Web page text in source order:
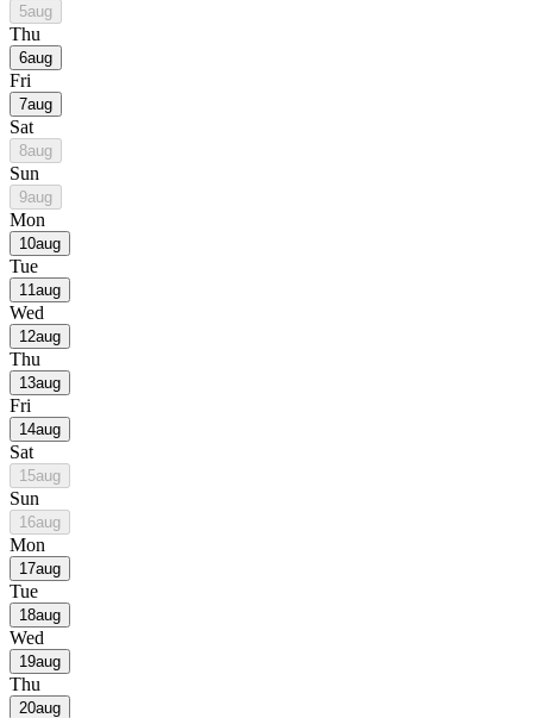
5aug
Thu
6aug
Fri
7aug
Sat
8aug
Sun
9aug
Mon
10aug
Tue
11aug
Wed
12aug
Thu
13aug
Fri
14aug
Sat
15aug
Sun
16aug
Mon
17aug
Tue
18aug
Wed
19aug
Thu
20aug